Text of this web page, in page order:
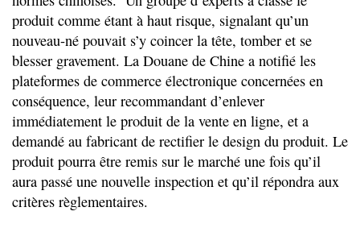
produit comme étant à haut risque, signalant qu’un
nouveau-né pouvait s’y coincer la tête, tomber et se
blesser gravement. La Douane de Chine a notifié les
plateformes de commerce électronique concernées en
conséquence, leur recommandant d’enlever
immédiatement le produit de la vente en ligne, et a
demandé au fabricant de rectifier le design du produit. Le
produit pourra être remis sur le marché une fois qu’il
aura passé une nouvelle inspection et qu’il répondra aux
critères règlementaires.